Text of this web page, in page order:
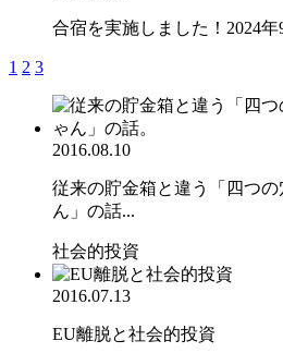
合宿を実施しました！2024年
1 2 3
2016.08.10
従来の貯金箱と違う「四つ
ん」の話...
社会的投資
2016.07.13
EU離脱と社会的投資